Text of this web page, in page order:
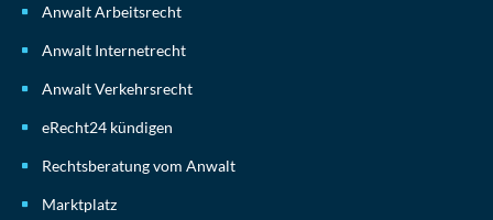
Anwalt Arbeitsrecht
Anwalt Internetrecht
Anwalt Verkehrsrecht
eRecht24 kündigen
Rechtsberatung vom Anwalt
Marktplatz